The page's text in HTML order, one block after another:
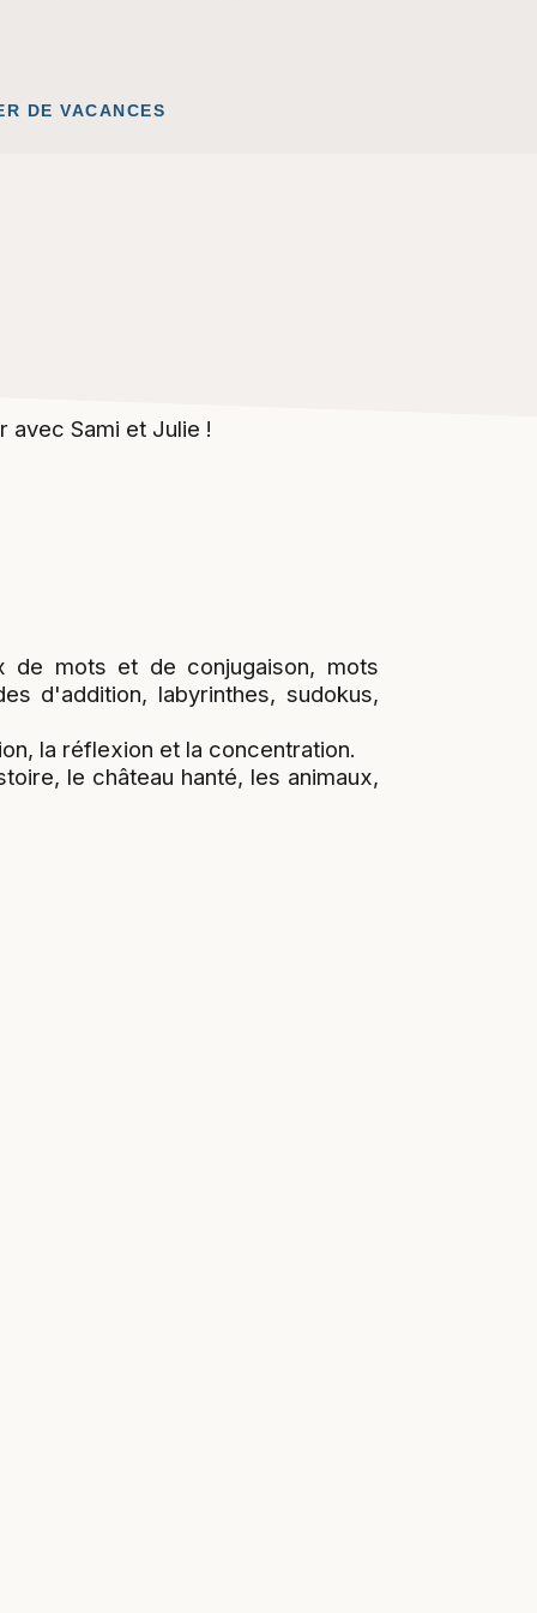
DE VACANCES
avec Sami et Julie !
de mots et de conjugaison, mots
d'addition, labyrinthes, sudokus,
la réflexion et la concentration.
le château hanté, les animaux,